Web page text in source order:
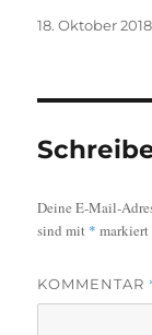
Veröffentlicht
18. Oktober 2018
Deine E-Mail-
sind mit * markiert
KOMMENTAR